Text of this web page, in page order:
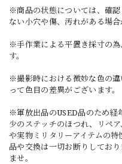
※商品の状態については、確
ない小穴や傷、汚れがある場合
※手作業による平置き採寸の
す。
※撮影時における微妙な色の
って色目の差異がございます。
※軍放出品のUSED品のため経
少のステッチのほつれ、リペ
や実物ミリタリーアイテムの
品や交換は一切お断りしてお
ませ。